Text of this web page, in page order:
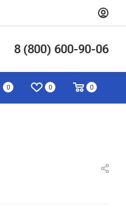
8 (800) 600-90-06
0 0 0